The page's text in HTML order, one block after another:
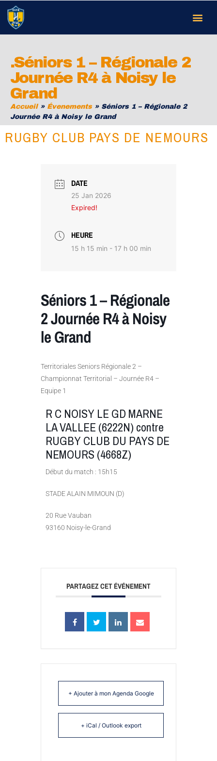
.Séniors 1 – Régionale 2
Journée R4 à Noisy le
Grand
Accueil» Évenements» Séniors 1 – Régionale 2
Journée R4 à Noisy le Grand
RUGBY CLUB PAYS DE NEMOURS
DATE
25 Jan 2026
Expired!
HEURE
15 h 15 min - 17 h 00 min
Séniors 1 – Régionale
2 Journée R4 à Noisy
le Grand
Territoriales Seniors Régionale 2 –
Championnat Territorial – Journée R4 –
Equipe 1
R C NOISY LE GD MARNE
LA VALLEE (6222N) contre
RUGBY CLUB DU PAYS DE
NEMOURS (4668Z)
Début du match : 15h15
STADE ALAIN MIMOUN (D)
20 Rue Vauban
93160 Noisy-le-Grand
PARTAGEZ CET ÉVÉNEMENT
+ Ajouter à mon Agenda Google
+ iCal / Outlook export